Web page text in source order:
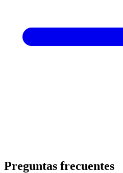
Preguntas frecuentes